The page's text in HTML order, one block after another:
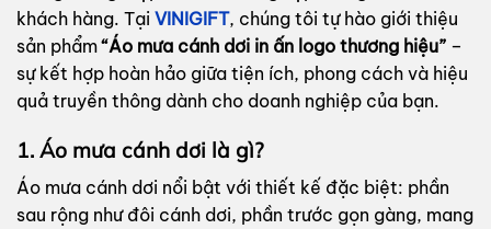
khách hàng. Tại VINIGIFT, chúng tôi tự hào giới thiệu
sản phẩm“Áo mưa cánh dơi in ấn logo thương hiệu” –
sự kết hợp hoàn hảo giữa tiện ích, phong cách và hiệu
quả truyền thông dành cho doanh nghiệp của bạn.
1. Áo mưa cánh dơi là gì?
Áo mưa cánh dơi nổi bật với thiết kế đặc biệt: phần
sau rộng như đôi cánh dơi, phần trước gọn gàng, mang